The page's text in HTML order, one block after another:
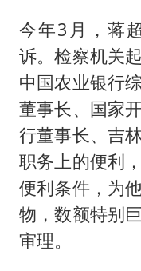
今年3月，蒋
诉。检察机关
中国农业银行
董事长、国家
行董事长、吉
职务上的便利
便利条件，为
物，数额特别
审理。